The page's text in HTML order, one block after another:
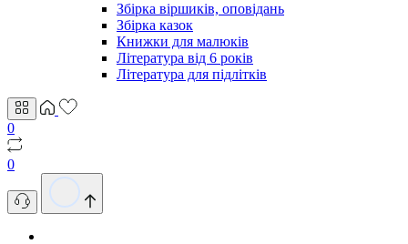
Збірка віршиків, оповідань
Збірка казок
Книжки для малюків
Література від 6 років
Література для підлітків
0
0